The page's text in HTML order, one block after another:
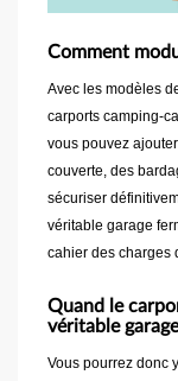
Comment
Avec les modèles
carports camping-
vous pouvez
couverte, des
sécuriser
véritable garage
cahier des charges
Quand le
véritable
Vous pourrez donc